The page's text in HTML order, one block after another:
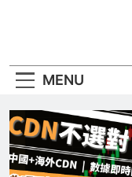
Hut 8淨虧1.77億美
Strategy再賣比特
AI
MENU